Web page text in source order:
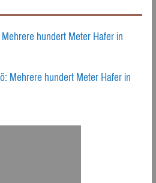
hundert Meter Hafer in
Mehrere hundert Meter Hafer in